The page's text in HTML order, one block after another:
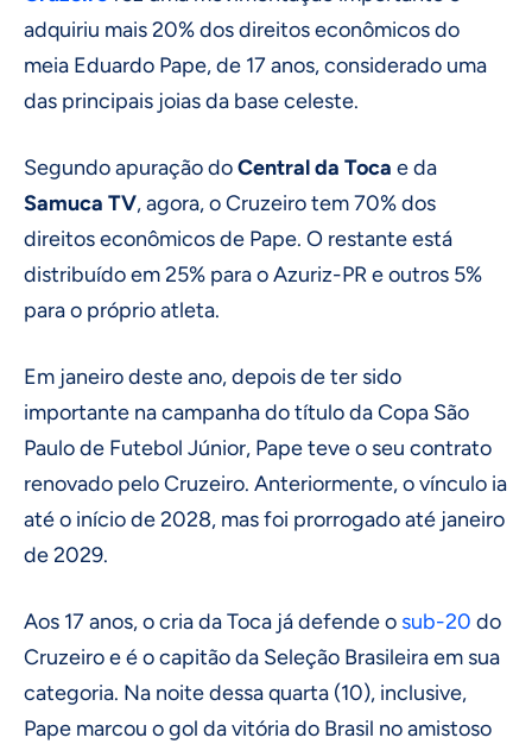
adquiriu mais 20% dos direitos econômicos do
meia Eduardo Pape, de 17 anos, considerado uma
das principais joias da base celeste.
Segundo apuração doCentral da Toca e da
Samuca TV, agora, o Cruzeiro tem 70% dos
direitos econômicos de Pape. O restante está
distribuído em 25% para o Azuriz-PR e outros 5%
para o próprio atleta.
Em janeiro deste ano, depois de ter sido
importante na campanha do título da Copa São
Paulo de Futebol Júnior, Pape teve o seu contrato
renovado pelo Cruzeiro. Anteriormente, o vínculo ia
até o início de 2028, mas foi prorrogado até janeiro
de 2029.
Aos 17 anos, o cria da Toca já defende o sub-20 do
Cruzeiro e é o capitão da Seleção Brasileira em sua
categoria. Na noite dessa quarta (10), inclusive,
Pape marcou o gol da vitória do Brasil no amistoso